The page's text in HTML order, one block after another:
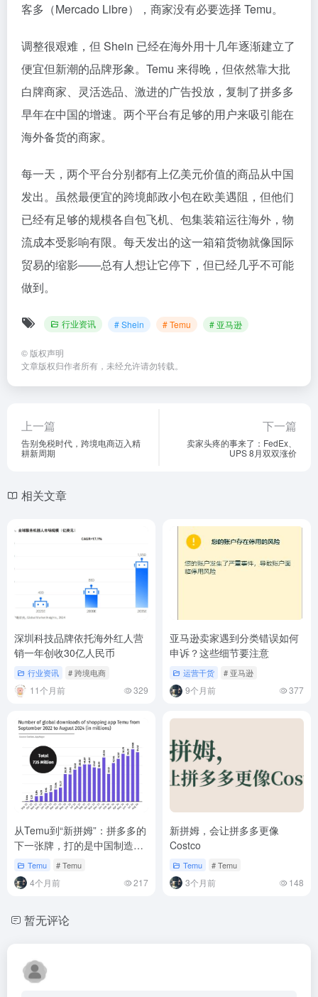
客多（Mercado Libre），商家没有必要选择 Temu。
调整很艰难，但 Shein 已经在海外用十几年逐渐建立了
便宜但新潮的品牌形象。Temu 来得晚，但依然靠大批
白牌商家、灵活选品、激进的广告投放，复制了拼多多
早年在中国的增速。两个平台有足够的用户来吸引能在
海外备货的商家。
每一天，两个平台分别都有上亿美元价值的商品从中国
发出。虽然最便宜的跨境邮政小包在欧美遇阻，但他们
已经有足够的规模各自包飞机、包集装箱运往海外，物
流成本受影响有限。每天发出的这一箱箱货物就像国际
贸易的缩影——总有人想让它停下，但已经几乎不可能
做到。
行业资讯 # Shein # Temu # 亚马逊
© 版权声明
文章版权归作者所有，未经允许请勿转载。
上一篇
告别免税时代，跨境电商迈入精
耕新周期
下一篇
卖家头疼的事来了：FedEx、
UPS 8月双双涨价
相关文章
深圳科技品牌依托海外红人营
销一年创收30亿人民币
行业资讯 # 跨境电商
11个月前 329
亚马逊卖家遇到分类错误如何
申诉？这些细节要注意
运营干货 # 亚马逊
9个月前 377
从Temu到“新拼姆”：拼多多的
下一张牌，打的是中国制造价
值的重估
Temu # Temu
4个月前 217
新拼姆，会让拼多多更像
Costco
Temu # Temu
3个月前 148
暂无评论